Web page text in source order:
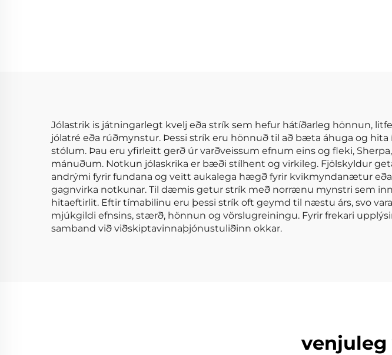
Jólastrik is játningarlegt kvelj eða strík sem hefur hátíðarleg hönnun,
jólatré eða rúðmynstur. Þessi strík eru hönnuð til að bæta áhuga og
stólum. Þau eru yfirleitt gerð úr varðveissum efnum eins og fleki,
mánuðum. Notkun jólaskrika er bæði stílhent og virkileg. Fjölskyldur
andrými fyrir fundana og veitt aukalega hægð fyrir kvikmyndanætur
gagnvirka notkunar. Til dæmis getur strík með norrænu mynstri sem
hitaeftirlit. Eftir tímabilinu eru þessi strík oft geymd til næstu árs, svo
mjúkgildi efnsins, stærð, hönnun og vörslugreiningu. Fyrir frekari
samband við viðskiptavinnaþjónustuliðinn okkar.
venjuleg